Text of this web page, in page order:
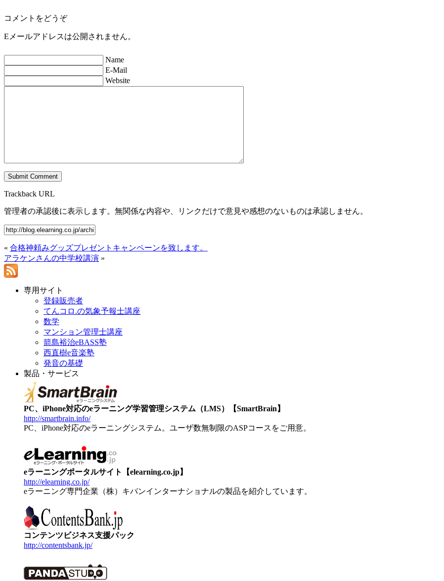
コメントをどうぞ
Eメールアドレスは公開されません。
Name
E-Mail
Website
Trackback URL
管理者の承認後に表示します。無関係な内容や、リンクだけで意見や感想のないものは承認しません。
« 合格神頼みグッズプレゼントキャンペーンを致します。
アラケンさんの中学校講演 »
専用サイト
登録販売者
てんコロ.の気象予報士講座
数学
マンション管理士講座
箭島裕治eBASS塾
西直樹e音楽塾
発音の基礎
製品・サービス
PC、iPhone対応のeラーニング学習管理システム（LMS）【SmartBrain】
http://smartbrain.info/
PC、iPhone対応のeラーニングシステム。ユーザ数無制限のASPコースをご用意。
eラーニングポータルサイト【elearning.co.jp】
http://elearning.co.jp/
eラーニング専門企業（株）キバンインターナショナルの製品を紹介しています。
コンテンツビジネス支援パック
http://contentsbank.jp/